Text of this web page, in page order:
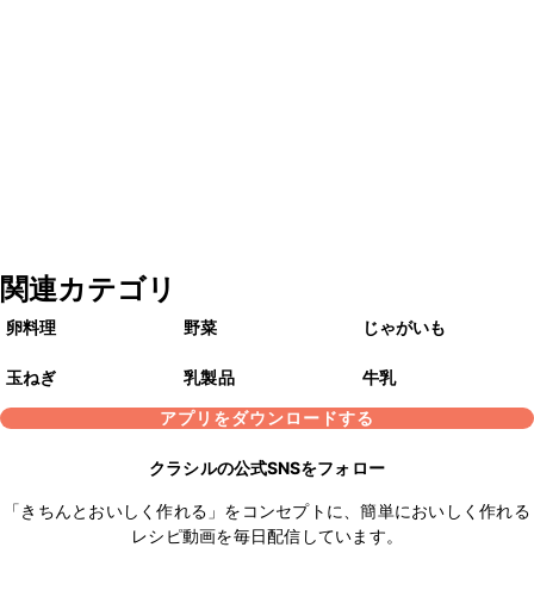
関連カテゴリ
卵料理 野菜 じゃがいも
玉ねぎ 乳製品
牛乳
アプリをダウンロードする
クラシルの公式SNSをフォロー
「きちんとおいしく作れる」をコンセプトに、簡単においしく作れる
レシピ動画を毎日配信しています。